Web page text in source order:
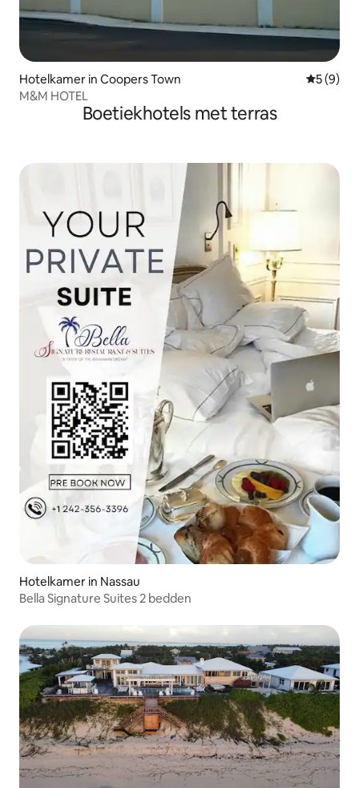
Hotelkamer in Coopers Town
5 (9)
M&M HOTEL
Boetiekhotels met terras
Hotelkamer in Nassau
Bella Signature Suites 2 bedden